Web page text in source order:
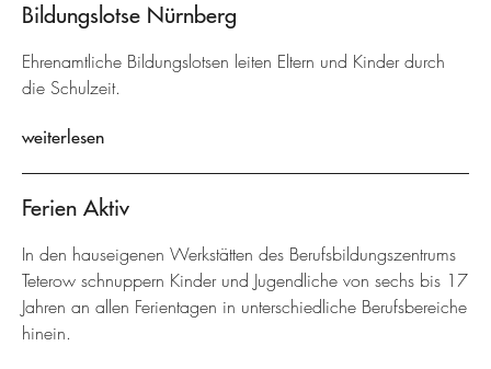
Bildungslotse Nürnberg
Ehrenamtliche Bildungslotsen leiten Eltern und Kinder durch
die Schulzeit.
weiterlesen
Ferien Aktiv
In den hauseigenen Werkstätten des Berufsbildungszentrums
Teterow schnuppern Kinder und Jugendliche von sechs bis 17
Jahren an allen Ferientagen in unterschiedliche Berufsbereiche
hinein.